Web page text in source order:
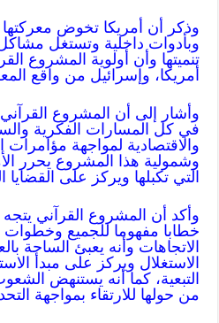
وذكر أن أمريكا تخوض
وبأدوات داخلية وتستغل
تنميتها وأن أولوية المشروع
أمريكا، وإسرائيل من واقع
وأشار إلى أن المشروع
في كل المسارات الفكرية
والاقتصادية لمواجهة مؤامرات
وشمولية هذا المشروع يحرر
التي تكبلها ويركز على
وأكد أن المشروع القرآني
خطابا مفهوما للجميع
الاتجاهات وأنه يعبئ الساحة
الاستغلال ويركز على مبدأ
التبعية، كما أنه يستنهض
من حولها للارتقاء بمواجهة